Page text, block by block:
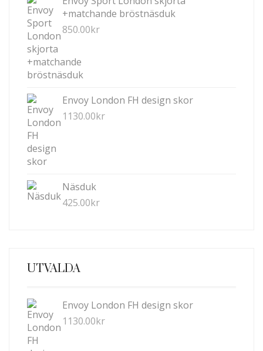
VÄLJAS
PRODUKTSIDAN
+matchande bröstnäsduk
850.00kr
Envoy London FH design skor
1130.00kr
Näsduk
425.00kr
UTVALDA
Envoy London FH design skor
1130.00kr